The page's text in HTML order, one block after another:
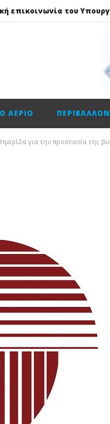
ΑΈΡΙΟ ΠΕΡΙΒΆΛΛΟΝ
για την προστασία της